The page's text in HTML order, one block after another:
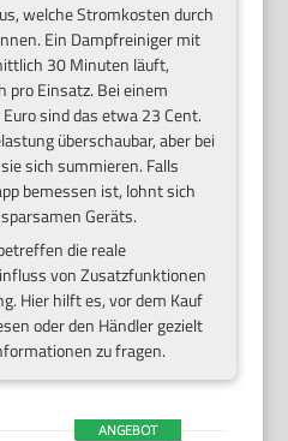
welche Stromkosten durch
Ein Dampfreiniger mit
30 Minuten läuft,
Einsatz. Bei einem
sind das etwa 23 Cent.
überschaubar, aber bei
sich summieren. Falls
bemessen ist, lohnt sich
Geräts.
die reale
von Zusatzfunktionen
Hier hilft es, vor dem Kauf
oder den Händler gezielt
zu fragen.
ANGEBOT